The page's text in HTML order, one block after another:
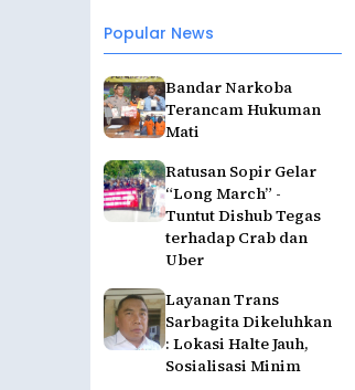
Popular News
Bandar Narkoba
Terancam Hukuman
Mati
Ratusan Sopir Gelar
“Long March” -
Tuntut Dishub Tegas
terhadap Crab dan
Uber
Layanan Trans
Sarbagita Dikeluhkan
: Lokasi Halte Jauh,
Sosialisasi Minim